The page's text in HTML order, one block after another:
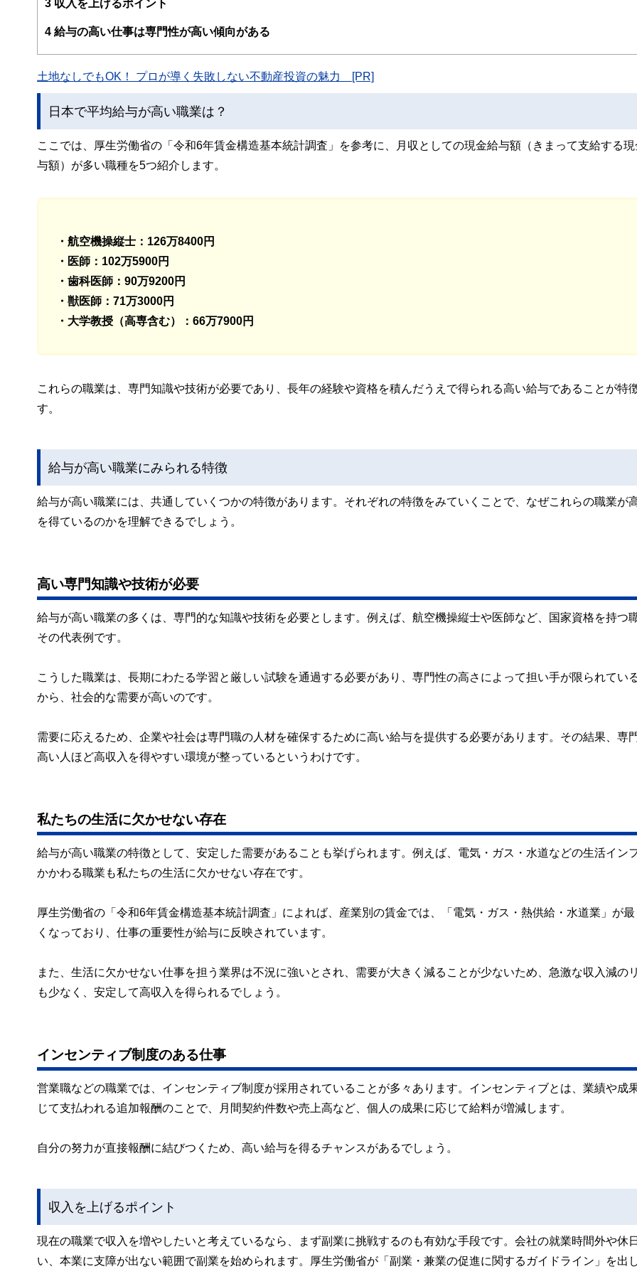
と、読み応えのあるコンテンツと確かな情報発信を実現しています。
私たちは、快適でより良い生活のアイデアを提供するお金のコンシェルジュを目指します。
3 収入を上げるポイント
4 給与の高い仕事は専門性が高い傾向がある
土地なしでもOK！ プロが導く失敗しない不動産投資の魅力 [PR]
日本で平均給与が高い職業は？
ここでは、厚生労働省の「令和6年賃金構造基本統計調査」を参考に、月収としての現金給与額（きまって支給する
与額）が多い職種を5つ紹介します。
・航空機操縦士：126万8400円
・医師：102万5900円
・歯科医師：90万9200円
・獣医師：71万3000円
・大学教授（高専含む）：66万7900円
これらの職業は、専門知識や技術が必要であり、長年の経験や資格を積んだうえで得られる高い給与であることが特
す。
給与が高い職業にみられる特徴
給与が高い職業には、共通していくつかの特徴があります。それぞれの特徴をみていくことで、なぜこれらの職業が
を得ているのかを理解できるでしょう。
高い専門知識や技術が必要
給与が高い職業の多くは、専門的な知識や技術を必要とします。例えば、航空機操縦士や医師など、国家資格を持つ
その代表例です。
こうした職業は、長期にわたる学習と厳しい試験を通過する必要があり、専門性の高さによって担い手が限られてい
から、社会的な需要が高いのです。
需要に応えるため、企業や社会は専門職の人材を確保するために高い給与を提供する必要があります。その結果、専
高い人ほど高収入を得やすい環境が整っているというわけです。
私たちの生活に欠かせない存在
給与が高い職業の特徴として、安定した需要があることも挙げられます。例えば、電気・ガス・水道などの生活イン
かかわる職業も私たちの生活に欠かせない存在です。
厚生労働省の「令和6年賃金構造基本統計調査」によれば、産業別の賃金では、「電気・ガス・熱供給・水道業」が最
くなっており、仕事の重要性が給与に反映されています。
また、生活に欠かせない仕事を担う業界は不況に強いとされ、需要が大きく減ることが少ないため、急激な収入減の
も少なく、安定して高収入を得られるでしょう。
インセンティブ制度のある仕事
営業職などの職業では、インセンティブ制度が採用されていることが多々あります。インセンティブとは、業績や成
じて支払われる追加報酬のことで、月間契約件数や売上高など、個人の成果に応じて給料が増減します。
自分の努力が直接報酬に結びつくため、高い給与を得るチャンスがあるでしょう。
収入を上げるポイント
現在の職業で収入を増やしたいと考えているなら、まず副業に挑戦するのも有効な手段です。会社の就業時間外や休
い、本業に支障が出ない範囲で副業を始められます。厚生労働省が「副業・兼業の促進に関するガイドライン」を出